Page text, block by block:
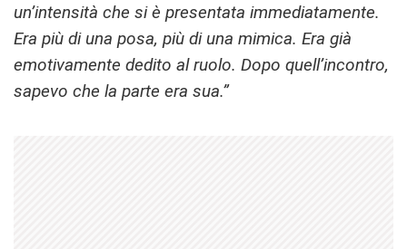
un’intensità che si è presentata immediatamente.
Era più di una posa, più di una mimica. Era già
emotivamente dedito al ruolo. Dopo quell’incontro,
sapevo che la parte era sua.”